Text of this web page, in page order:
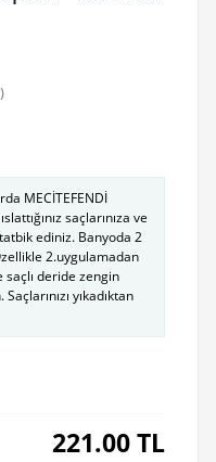
MECİTEFENDİ
saçlarınıza ve
ediniz. Banyoda 2
2.uygulamadan
deride zengin
yıkadıktan
221.00TL